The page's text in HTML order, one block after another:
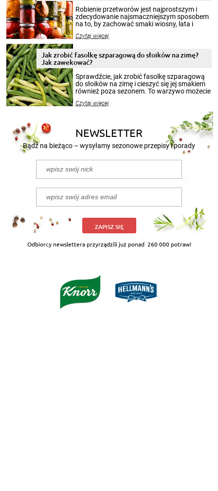
Robienie przetworów jest najprostszym i
zdecydowanie najsmaczniejszym sposobem
na to, by zachować smaki wiosny, lata i
krajobrazów, by cieszyć nimi oko w sezonie
pełni poczuć atmosferę cieplejszych
miesięcy. Przygotowanie słoików ze
patenty, które pozwolą zachować świeżość
przetworów.
Czytaj więcej
Jak zrobić fasolkę szparagową do słoików na zimę?
Jak zawekować?
Sprawdźcie, jak zrobić fasolkę szparagową
do słoików na zimę i cieszyć się jej smakiem
również poza sezonem. To warzywo możecie
nasze propozycje!
Czytaj więcej
NEWSLETTER
Bądź na bieżąco – wysyłamy sezonowe przepisy i porady
ZAPISZ SIĘ
Odbiorcy newslettera przyrządzili już ponad 260 000 potraw!